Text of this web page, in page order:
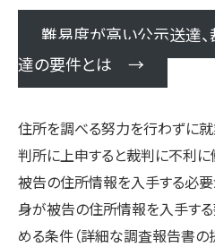
難易度が高い公示送達
達の要件とは →
住所を調べる努力を行わずに
判所に上申すると裁判に不利に
被告の住所情報を入手する必要
身が被告の住所情報を入手す
める条件（詳細な調査報告書の